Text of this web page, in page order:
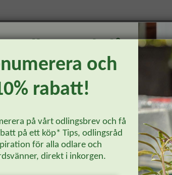
man bort ogräset
Guttation
vit
på ditt första
*
bonus, få unika
och inspiration
till din mail.
och
rabatt!
på vårt odlingsbrev och få
på ett köp* Tips, odlingsråd
för alla odlare och
direkt i inkorgen.